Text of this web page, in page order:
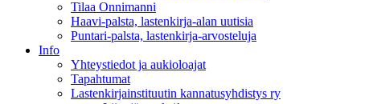
Tilaa Onnimanni
Haavi-palsta, lastenkirja-alan uutisia
Puntari-palsta, lastenkirja-arvosteluja
Info
Yhteystiedot ja aukioloajat
Tapahtumat
Lastenkirjainstituutin kannatusyhdistys ry